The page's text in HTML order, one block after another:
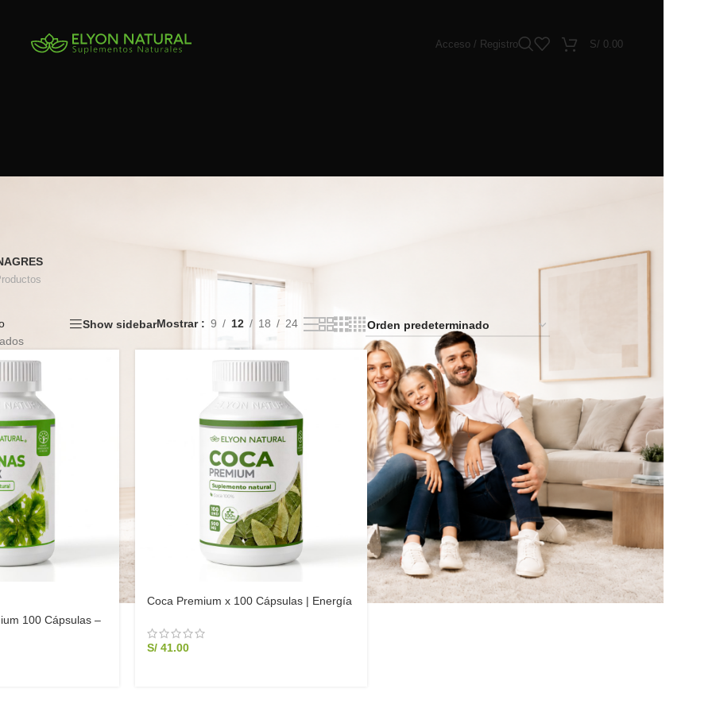
Acceso / Registro S/ 0.00
Show sidebarMostrar 9 12 18 24
100 Cápsulas –
Coca Premium x 100 Cápsulas | Energía
Perú
S/41.00